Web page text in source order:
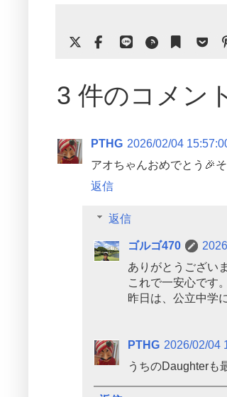
3 件のコメン
PTHG 2026/02/04
アオちゃんおめでとう🎉
返信
返信
ゴルゴ470
ありがとうござい
これで一安心です。
昨日は、公立中学
PTHG 2026/02/04
うちのDaughterも